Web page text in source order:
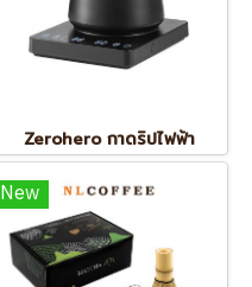
Zerohero กาดริปไฟฟ้า
New